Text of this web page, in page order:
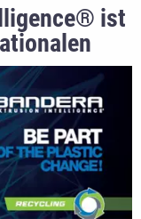
ist
und
5.
am
vertreten.